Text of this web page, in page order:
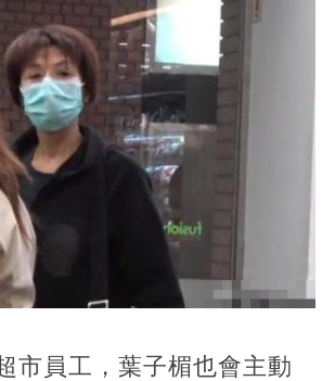
市員工，葉子楣也會主動